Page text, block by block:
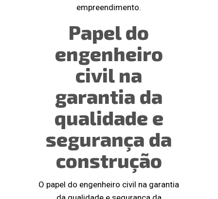
empreendimento.
Papel do
engenheiro
civil na
garantia da
qualidade e
segurança da
construção
O papel do engenheiro civil na garantia